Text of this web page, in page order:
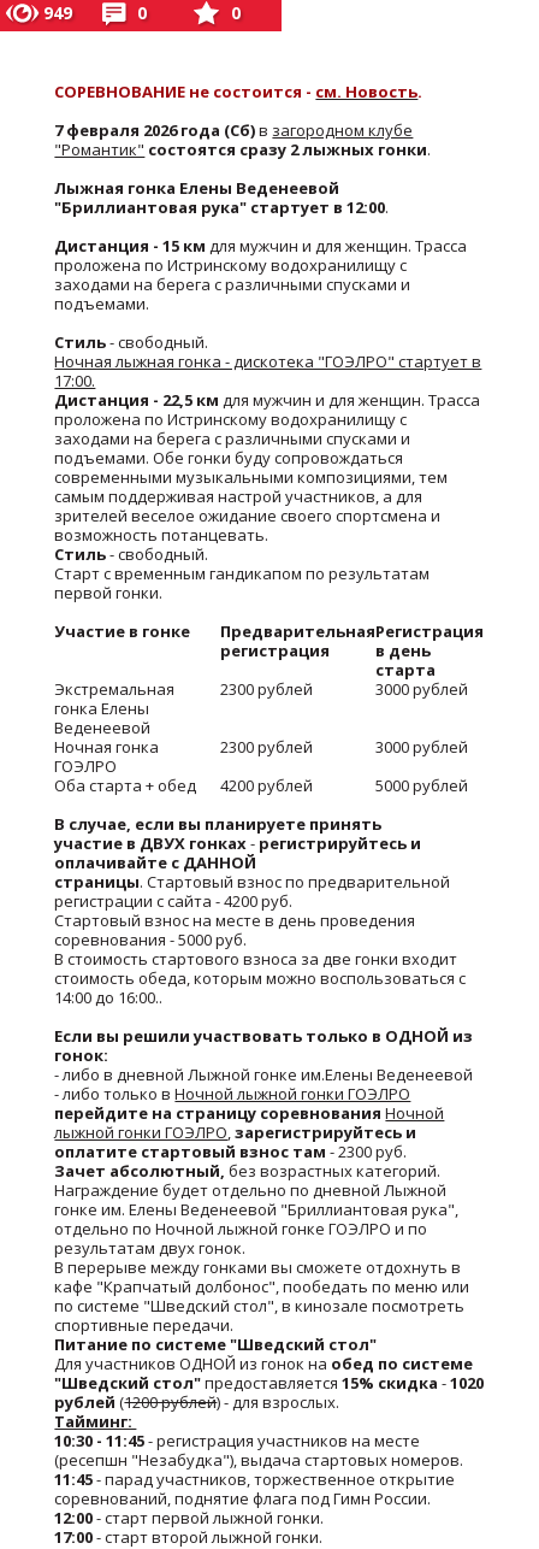
949 0 0
СОРЕВНОВАНИЕ не состоится - см. Новость.
7 февраля 2026 года (Сб)в загородном клубе
"Романтик" состоятся сразу 2 лыжных гонки.
Лыжная гонка Елены Веденеевой
"Бриллиантовая рука" стартует в 12:00.
Дистанция - 15 км для мужчин и для женщин. Трасса
проложена по Истринскому водохранилищу с
заходами на берега с различными спусками и
подъемами.
Стиль- свободный.
Ночная лыжная гонка - дискотека "ГОЭЛРО" стартует в
17:00.
Дистанция - 22,5 км для мужчин и для женщин. Трасса
проложена по Истринскому водохранилищу с
заходами на берега с различными спусками и
подъемами. Обе гонки буду сопровождаться
современными музыкальными композициями, тем
самым поддерживая настрой участников, а для
зрителей веселое ожидание своего спортсмена и
возможность потанцевать.
Стиль- свободный.
Старт с временным гандикапом по результатам
первой гонки.
Участие в гонке
Предварительная
регистрация
Регистрация
в день
старта
Экстремальная
гонка Елены
Веденеевой
2300 рублей 3000 рублей
Ночная гонка
ГОЭЛРО
2300 рублей
3000 рублей
Оба старта + обед
4200 рублей
5000 рублей
В случае, если вы планируете принять
участие в ДВУХ гонках- регистрируйтесь и
оплачивайте с ДАННОЙ
страницы. Стартовый взнос по предварительной
регистрации с сайта - 4200 руб.
Стартовый взнос на месте в день проведения
соревнования - 5000 руб.
В стоимость стартового взноса за две гонки входит
стоимость обеда, которым можно воспользоваться с
14:00 до 16:00..
Если вы решили участвовать только в ОДНОЙ из
гонок:
- либо в дневной Лыжной гонке им.Елены Веденеевой
- либо только вНочной лыжной гонки ГОЭЛРО
перейдите на страницу соревнования Ночной
лыжной гонки ГОЭЛРО,зарегистрируйтесь и
оплатите стартовый взнос там - 2300 руб.
Зачет абсолютный, без возрастных категорий.
Награждение будет отдельно по дневной Лыжной
гонке им. Елены Веденеевой "Бриллиантовая рука",
отдельно по Ночной лыжной гонке ГОЭЛРО и по
результатам двух гонок.
В перерыве между гонками вы сможете отдохнуть в
кафе "Крапчатый долбонос", пообедать по меню или
по системе "Шведский стол", в кинозале посмотреть
спортивные передачи.
Питание по системе "Шведский стол"
Для участников ОДНОЙ из гонок на обед по системе
"Шведский стол"предоставляется15% скидка -1020
рублей(1200 рублей) - для взрослых.
Тайминг:
10:30 - 11:45- регистрация участников на месте
(ресепшн "Незабудка"), выдача стартовых номеров.
11:45- парад участников, торжественное открытие
соревнований, поднятие флага под Гимн России.
12:00- старт первой лыжной гонки.
17:00- старт второй лыжной гонки.